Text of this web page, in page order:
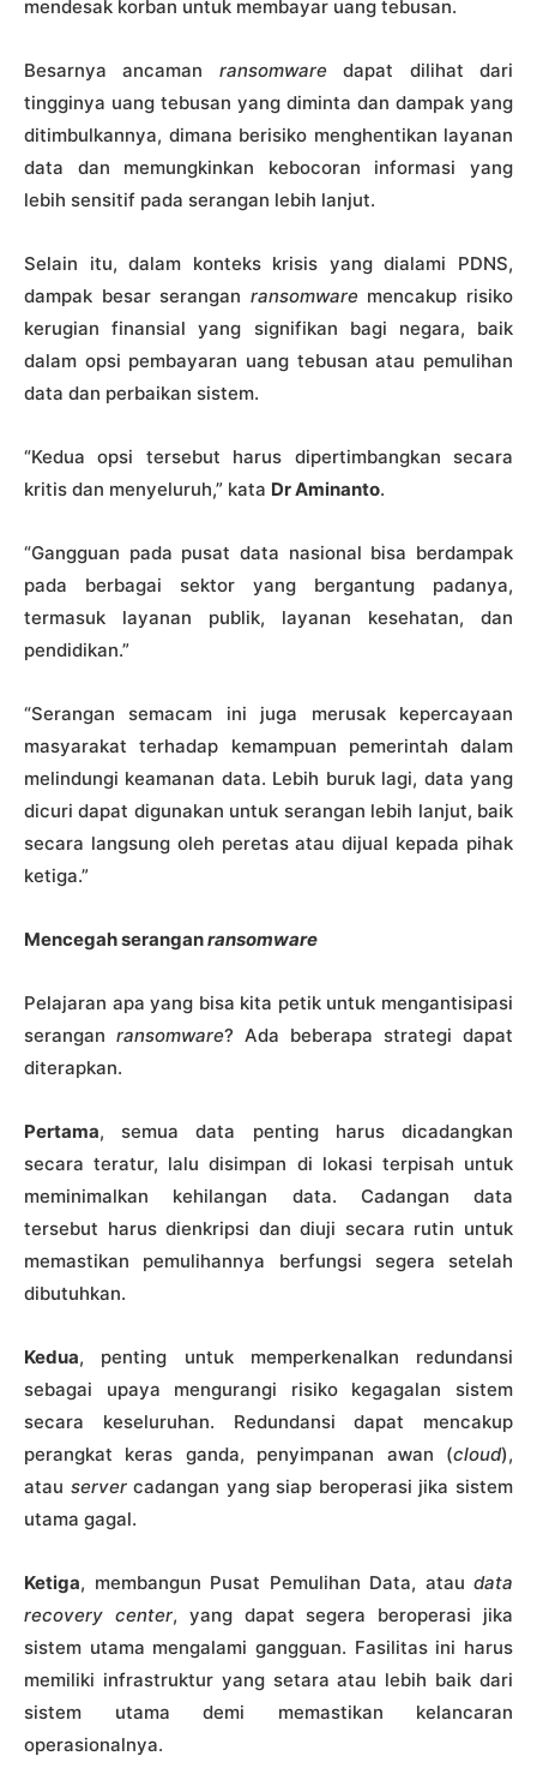
mendesak korban untuk membayar uang tebusan.
Besarnya ancaman ransomwaredapat dilihat dari
tingginya uang tebusan yang diminta dan dampak yang
ditimbulkannya, dimana berisiko menghentikan layanan
data dan memungkinkan kebocoran informasi yang
lebih sensitif pada serangan lebih lanjut.
Selain itu, dalam konteks krisis yang dialami PDNS,
dampak besar serangan ransomwaremencakup risiko
kerugian finansial yang signifikan bagi negara, baik
dalam opsi pembayaran uang tebusan atau pemulihan
data dan perbaikan sistem.
“Kedua opsi tersebut harus dipertimbangkan secara
kritis dan menyeluruh,” kata Dr Aminanto.
“Gangguan pada pusat data nasional bisa berdampak
pada berbagai sektor yang bergantung padanya,
termasuk layanan publik, layanan kesehatan, dan
pendidikan.”
“Serangan semacam ini juga merusak kepercayaan
masyarakat terhadap kemampuan pemerintah dalam
melindungi keamanan data. Lebih buruk lagi, data yang
dicuri dapat digunakan untuk serangan lebih lanjut, baik
secara langsung oleh peretas atau dijual kepada pihak
ketiga.”
Mencegah seranganransomware
Pelajaran apa yang bisa kita petik untuk mengantisipasi
serangan ransomware? Ada beberapa strategi dapat
diterapkan.
Pertama, semua data penting harus dicadangkan
secara teratur, lalu disimpan di lokasi terpisah untuk
meminimalkan kehilangan data. Cadangan data
tersebut harus dienkripsi dan diuji secara rutin untuk
memastikan pemulihannya berfungsi segera setelah
dibutuhkan.
Kedua, penting untuk memperkenalkan redundansi
sebagai upaya mengurangi risiko kegagalan sistem
secara keseluruhan. Redundansi dapat mencakup
perangkat keras ganda, penyimpanan awan (cloud),
atau servercadangan yang siap beroperasi jika sistem
utama gagal.
Ketiga, membangun Pusat Pemulihan Data, atau data
recovery center, yang dapat segera beroperasi jika
sistem utama mengalami gangguan. Fasilitas ini harus
memiliki infrastruktur yang setara atau lebih baik dari
sistem utama demi memastikan kelancaran
operasionalnya.